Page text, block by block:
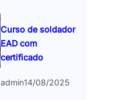
Curso de soldador
EAD com
certificado
admin14/08/2025